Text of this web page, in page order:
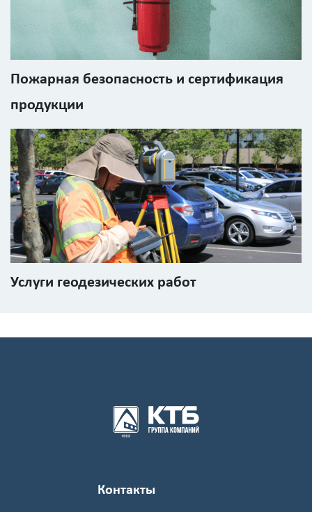
Пожарная безопасность и сертификация
продукции
Услуги геодезических работ
Контакты